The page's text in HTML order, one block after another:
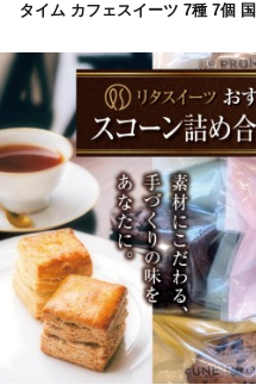
タイム カフェスイーツ 7種 7個